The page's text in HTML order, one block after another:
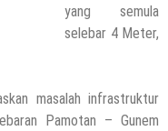
yang semula
selebar 4 Meter,
masalah infrastruktur
Pamotan – Gunem